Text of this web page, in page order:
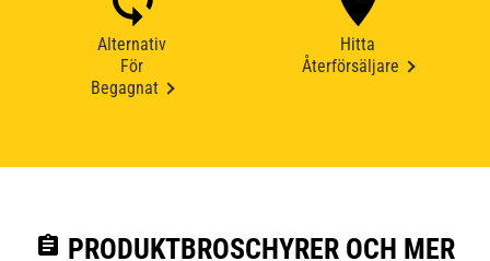
Alternativ
För
Begagnat
Hitta
Återförsäljare
assignment PRODUKTBROSCHYRER OCH MER